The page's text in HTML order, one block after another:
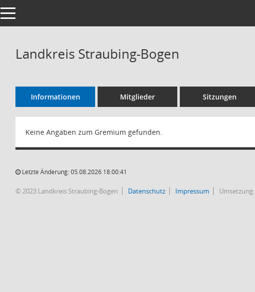
Toggle navigation
Landkreis Straubing-Bogen
Informationen Mitglieder Sitzungen
Keine Angaben zum Gremium gefunden.
Letzte Änderung: 05.08.2026 18:00:41
© 2023 Landkreis Straubing-Bogen Datenschutz Impressum Umsetzung: